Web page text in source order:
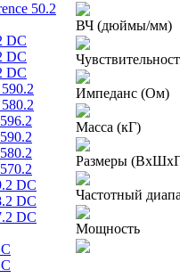
50.2
DС
DС
DС
DC
DC
DC
ВЧ (дюймы/мм)
Импеданс (Ом)
Масса (кГ)
Размеры
Частотный
Мощность